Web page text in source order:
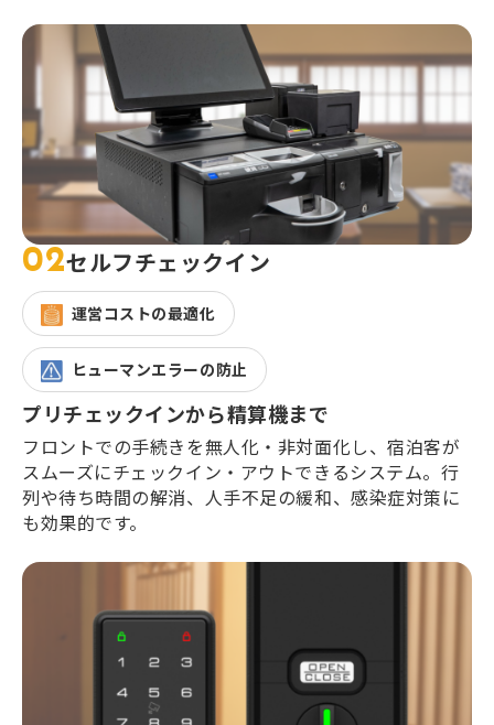
02セルフチェックイン
運営コストの最適化
ヒューマンエラーの防止
プリチェックインから精算機まで
フロントでの手続きを無人化・非対面化し、宿泊客が
スムーズにチェックイン・アウトできるシステム。行
列や待ち時間の解消、人手不足の緩和、感染症対策に
も効果的です。